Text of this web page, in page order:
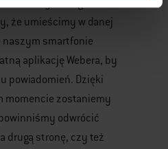
że umieścimy w danej
naszym smartfonie
aplikację Webera, by
powiadomień. Dzięki
momencie zostaniemy
odwrócić
drugą stronę, czy też